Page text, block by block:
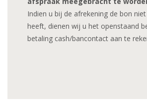
Indien u bij de afrekening de bon
heeft, dienen wij u het openstaand
betaling cash/bancontact aan te